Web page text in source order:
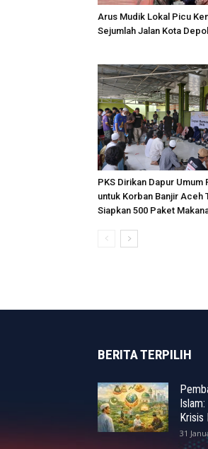
Arus Mudik Lokal Picu
Sejumlah Jalan Kota
PKS Dirikan Dapur Umum
untuk Korban Banjir Aceh
Siapkan 500 Paket
BERITA TERPILIH
Krisis
31